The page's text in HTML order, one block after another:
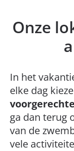
Onze
In het
elke dag
ga dan terug
van de
vele